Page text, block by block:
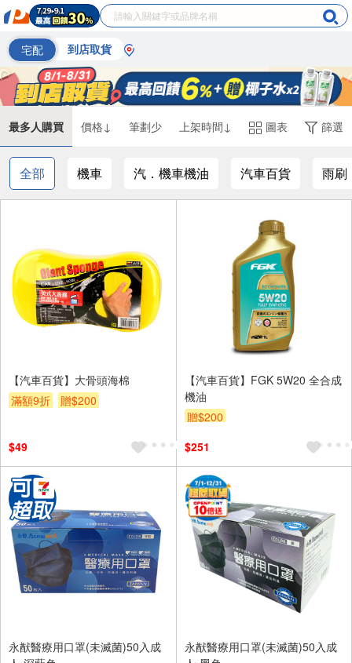
宅配 到店取貨
最多人購買 價格↓ 筆劃少 上架時間↓ 圖表 篩選
全部 機車 汽．機車機油 汽車百貨 雨刷
【汽車百貨】大骨頭海棉
滿額9折
贈$200
$49
【汽車百貨】FGK 5W20 全合成
機油
贈$200
$251
永猷醫療用口罩(未滅菌)50入成
永猷醫療用口罩(未滅菌)50入成